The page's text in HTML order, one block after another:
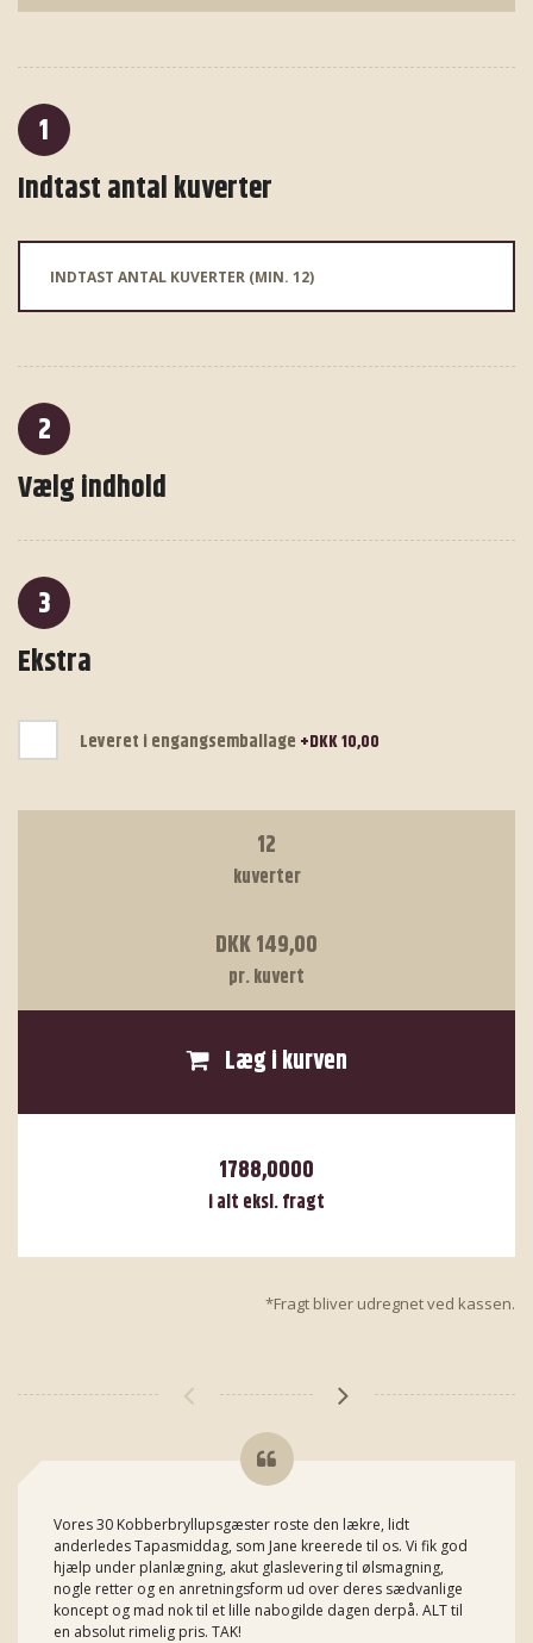
1
Indtast antal kuverter
2
Vælg indhold
3
Ekstra
Leveret i engangsemballage +DKK 10,00
12
kuverter
DKK 149,00
pr. kuvert
Læg i kurven
1788,0000
i alt eksl. fragt
*Fragt bliver udregnet ved kassen.
Vores 30 Kobberbryllupsgæster roste den lækre, lidt
anderledes Tapasmiddag, som Jane kreerede til os. Vi fik god
hjælp under planlægning, akut glaslevering til ølsmagning,
nogle retter og en anretningsform ud over deres sædvanlige
koncept og mad nok til et lille nabogilde dagen derpå. ALT til
en absolut rimelig pris. TAK!